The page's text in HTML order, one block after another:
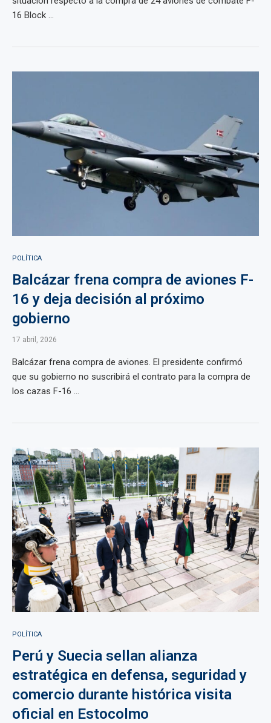
16 Block ...
POLÍTICA
Balcázar frena compra de aviones F-
16 y deja decisión al próximo
gobierno
17 abril, 2026
Balcázar frena compra de aviones. El presidente confirmó
que su gobierno no suscribirá el contrato para la compra de
los cazas F-16 ...
POLÍTICA
Perú y Suecia sellan alianza
estratégica en defensa, seguridad y
comercio durante histórica visita
oficial en Estocolmo